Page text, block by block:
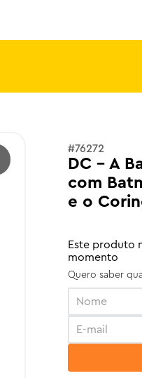
#76272
DC - A
com
e o
Este produto
momento
Quero saber
TERMOS MAIS
ferrari